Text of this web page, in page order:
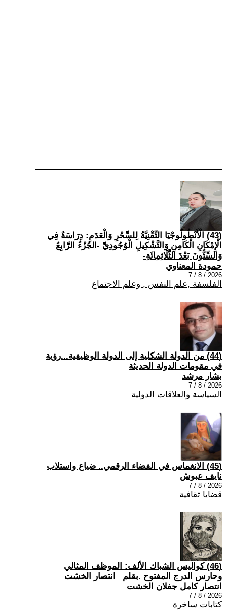
(43) الْأَنْطُولُوجْيَا التِّقْنِيَّةُ لِلسِّحْرِ وَالْعَدَمِ: دِرَاسَةٌ فِي
الْإِمْكَانِ الْكَامِنِ وَالتَّشْكِيلِ الْوُجُودِيِّ -الجُزْءُ الرَّابِعُ
وَالسِّتُّونَ بَعْدَ الثَّلَاثِمِائَةِ-
حمودة المعناوي
2026 / 8 / 7
الفلسفة ,علم النفس , وعلم الاجتماع
(44) من الدولة الشكلية إلى الدولة الوظيفية...رؤية
في مقومات الدولة الحديثة
بشار مرشد
2026 / 8 / 7
السياسة والعلاقات الدولية
(45) الانغماس في الفضاء الرقمي.. ضياع واستلاب
نايف عبوش
2026 / 8 / 7
قضايا ثقافية
(46) كواليس الشباك الألف: الموظف المثالي
وحارس الدرج المفتوح .بقلم _انتصار الخشت
انتصار كامل جفلان الخشت
2026 / 8 / 7
كتابات ساخرة